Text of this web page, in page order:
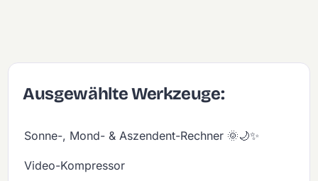
Ausgewählte Werkzeuge:
Sonne-, Mond- & Aszendent-Rechner 🌞🌙✨
Video-Kompressor